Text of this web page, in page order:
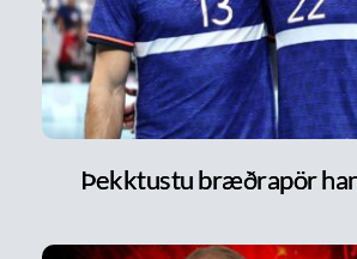
Þekktustu bræðrapör